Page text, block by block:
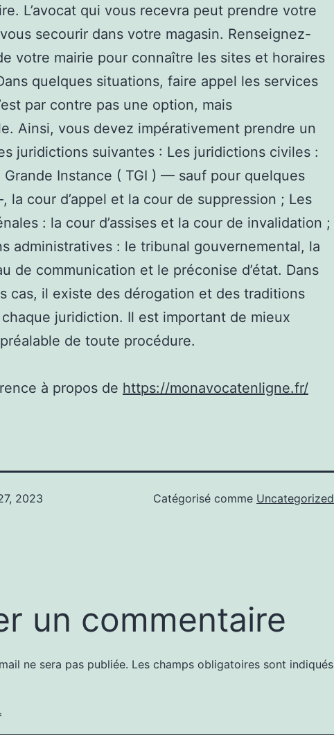
L’avocat qui vous recevra peut prendre votre
secourir dans votre magasin. Renseignez-
votre mairie pour connaître les sites et horaires
quelques situations, faire appel les services
par contre pas une option, mais
Ainsi, vous devez impérativement prendre un
juridictions suivantes : Les juridictions civiles :
Grande Instance ( TGI ) — sauf pour quelques
la cour d’appel et la cour de suppression ; Les
: la cour d’assises et la cour de invalidation ;
administratives : le tribunal gouvernemental, la
de communication et le préconise d’état. Dans
cas, il existe des dérogation et des traditions
juridiction. Il est important de mieux
de toute procédure.
à propos de https://monavocatenligne.fr/
2023
Catégorisé comme Uncategorized
un commentaire
ne sera pas publiée. Les champs obligatoires sont indiqués